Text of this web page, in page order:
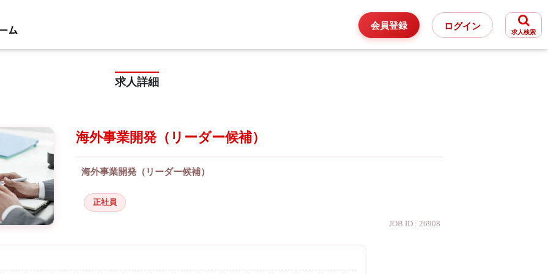
会員登録 ログイン
求人検索
求人詳細
海外事業開発（リーダー候補）
海外事業開発（リーダー候補）
正社員
JOB ID : 26908